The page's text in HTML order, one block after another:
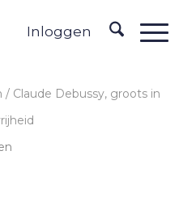
Inloggen
/ Claude Debussy, groots in